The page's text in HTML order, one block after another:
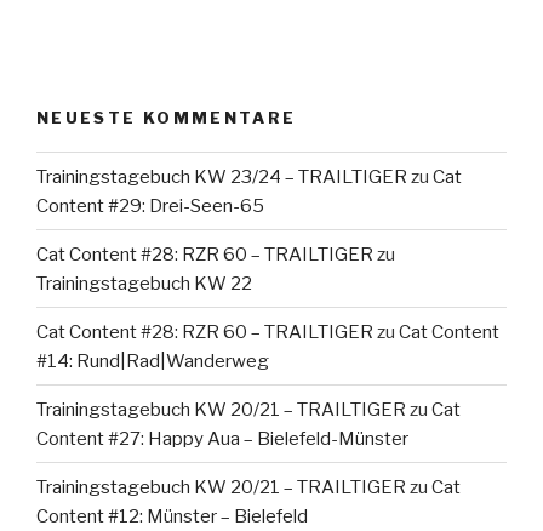
NEUESTE KOMMENTARE
Trainingstagebuch KW 23/24 – TRAILTIGER zu Cat
Content #29: Drei-Seen-65
Cat Content #28: RZR 60 – TRAILTIGER zu
Trainingstagebuch KW 22
Cat Content #28: RZR 60 – TRAILTIGER zu Cat Content
#14: Rund|Rad|Wanderweg
Trainingstagebuch KW 20/21 – TRAILTIGER zu Cat
Content #27: Happy Aua – Bielefeld-Münster
Trainingstagebuch KW 20/21 – TRAILTIGER zu Cat
Content #12: Münster – Bielefeld